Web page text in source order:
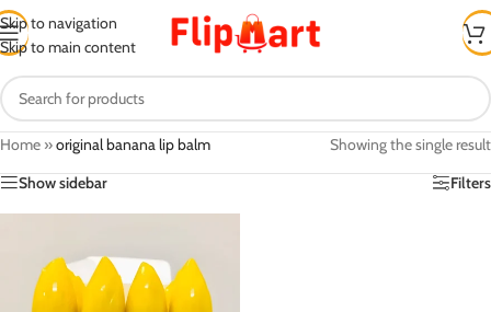
Skip to navigation
Skip to main content
Home »original banana lip balm
Showing the single result
Show sidebar
Filters